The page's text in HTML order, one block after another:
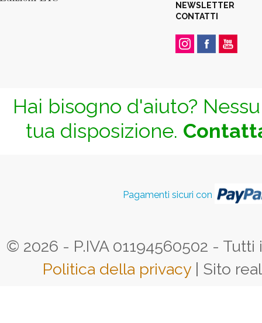
NEWSLETTER
CONTATTI
Hai bisogno d'aiuto?
tua disposizione.
Pagamenti sicuri con
© 2026 - P.IVA 01194560502 -
Politica della privacy | Sito